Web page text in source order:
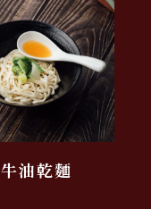
牛油乾麵